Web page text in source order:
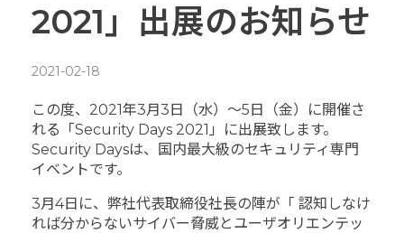
2021」出展のお知らせ
2021-02-18
この度、2021年3月3日（水）～5日（金）に開催さ
れる「Security Days 2021」に出展致します。
Security Daysは、国内最大級のセキュリティ専門
イベントです。
3月4日に、弊社代表取締役社長の陣が「 認知しなけ
れば分からないサイバー脅威とユーザオリエンテッ